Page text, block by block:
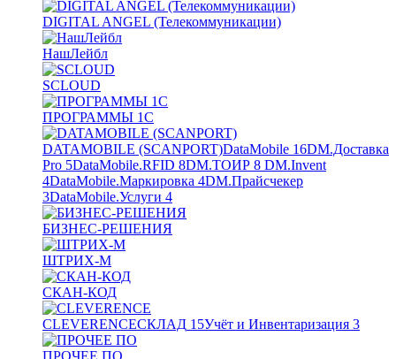
DIGITAL ANGEL (Телекоммуникации)
НашЛейбл
SCLOUD
ПРОГРАММЫ 1С
DATAMOBILE (SCANPORT)DataMobile 16DM.Доставка
Pro 5DataMobile.RFID 8DM.ТОИР 8 DM.Invent
4DataMobile.Маркировка 4DM.Прайсчекер
3DataMobile.Услуги 4
БИЗНЕС-РЕШЕНИЯ
ШТРИХ-М
СКАН-КОД
CLEVERENCEСКЛАД 15Учёт и Инвентаризация 3
ПРОЧЕЕ ПО